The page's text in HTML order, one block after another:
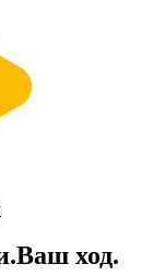
.Ваш ход.